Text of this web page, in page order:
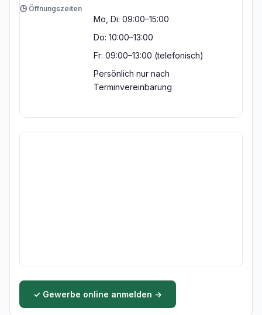
🕒 Öffnungszeiten
Mo, Di: 09:00–15:00
Do: 10:00–13:00
Fr: 09:00–13:00 (telefonisch)
Persönlich nur nach
Terminvereinbarung
✓ Gewerbe online anmelden →